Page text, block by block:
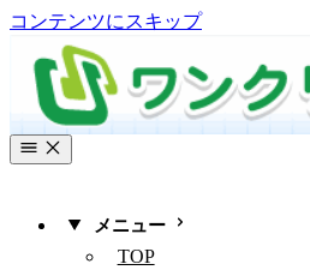
コンテンツにスキップ
メニュー
TOP